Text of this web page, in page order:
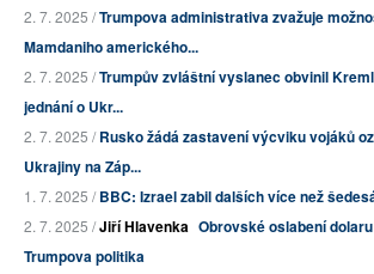
2. 7. 2025 /Trumpova administrativa zvažuje
Mamdaniho amerického...
2. 7. 2025 /Trumpův zvláštní vyslanec obvinil
jednání o Ukr...
2. 7. 2025 /Rusko žádá zastavení výcviku vojáků
Ukrajiny na Záp...
1. 7. 2025 /BBC: Izrael zabil dalších více než
2. 7. 2025 /Jiří Hlavenka Obrovské oslabení
Trumpova politika